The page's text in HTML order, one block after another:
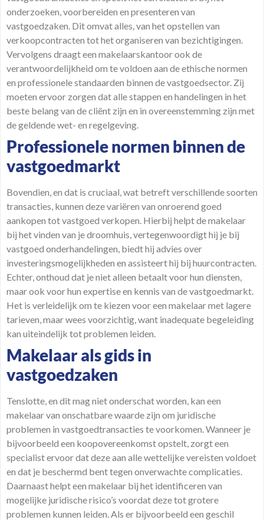
onderzoeken, voorbereiden en presenteren van
vastgoedzaken. Dit omvat alles, van het opstellen van
verkoopcontracten tot het organiseren van bezichtigingen.
Vervolgens draagt een makelaarskantoor ook de
verantwoordelijkheid om te voldoen aan de ethische normen
en professionele standaarden binnen de vastgoedsector. Zij
moeten ervoor zorgen dat alle stappen en handelingen in het
beste belang van de cliënt zijn en in overeenstemming zijn met
de geldende wet- en regelgeving.
Professionele normen binnen de
vastgoedmarkt
Bovendien, en dat is cruciaal, wat betreft verschillende soorten
transacties, kunnen deze variëren van onroerend goed
aankopen tot vastgoed verkopen. Hierbij helpt de makelaar
bij het vinden van je droomhuis, vertegenwoordigt hij je bij
vastgoed onderhandelingen, biedt hij advies over
investeringsmogelijkheden en assisteert hij bij huurcontracten.
Echter, onthoud dat je niet alleen betaalt voor hun diensten,
maar ook voor hun expertise en kennis van de vastgoedmarkt.
Het is verleidelijk om te kiezen voor een makelaar met lagere
tarieven, maar wees voorzichtig, want inadequate begeleiding
kan uiteindelijk tot problemen leiden.
Makelaar als gids in
vastgoedzaken
Tenslotte, en dit mag niet onderschat worden, kan een
makelaar van onschatbare waarde zijn om juridische
problemen in vastgoedtransacties te voorkomen. Wanneer je
bijvoorbeeld een koopovereenkomst opstelt, zorgt een
specialist ervoor dat deze aan alle wettelijke vereisten voldoet
en dat je beschermd bent tegen onverwachte complicaties.
Daarnaast helpt een makelaar bij het identificeren van
mogelijke juridische risico’s voordat deze tot grotere
problemen kunnen leiden. Als er bijvoorbeeld een geschil